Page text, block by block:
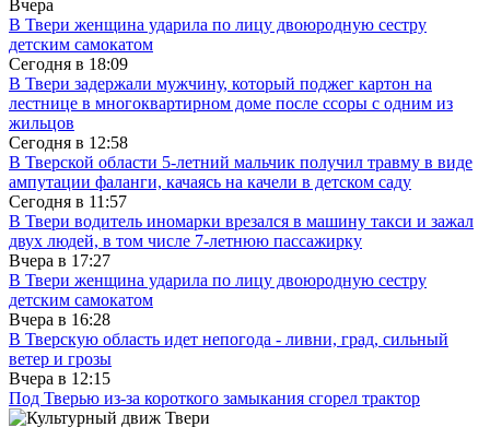
Вчера
В Твери женщина ударила по лицу двоюродную сестру
детским самокатом
Сегодня в 18:09
В Твери задержали мужчину, который поджег картон на
лестнице в многоквартирном доме после ссоры с одним из
жильцов
Сегодня в 12:58
В Тверской области 5-летний мальчик получил травму в виде
ампутации фаланги, качаясь на качели в детском саду
Сегодня в 11:57
В Твери водитель иномарки врезался в машину такси и зажал
двух людей, в том числе 7-летнюю пассажирку
Вчера в 17:27
В Твери женщина ударила по лицу двоюродную сестру
детским самокатом
Вчера в 16:28
В Тверскую область идет непогода - ливни, град, сильный
ветер и грозы
Вчера в 12:15
Под Тверью из-за короткого замыкания сгорел трактор